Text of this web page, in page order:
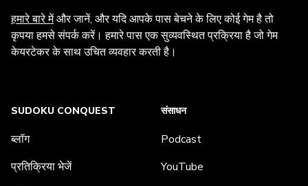
हमारे बारे मेंऔर जानें, और यदि आपके पास बेचने के लिए कोई गेम है तो
कृपया हमसे संपर्क करें। हमारे पास एक सुव्यवस्थित प्रक्रिया है जो गेम
केयरटेकर के साथ उचित व्यवहार करती है।
SUDOKU CONQUEST
ब्लॉग
प्रतिक्रिया भेजें
संसाधन
Podcast
YouTube